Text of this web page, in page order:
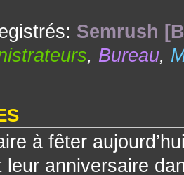
Semrush
, Bureau,
à fêter
leur anniversaire